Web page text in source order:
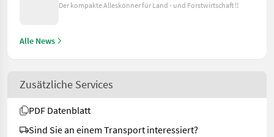
Der kompakte Alleskönner für Land - und Forstwirtschaft !!
Alle News
Zusätzliche Services
PDF Datenblatt
Sind Sie an einem Transport interessiert?